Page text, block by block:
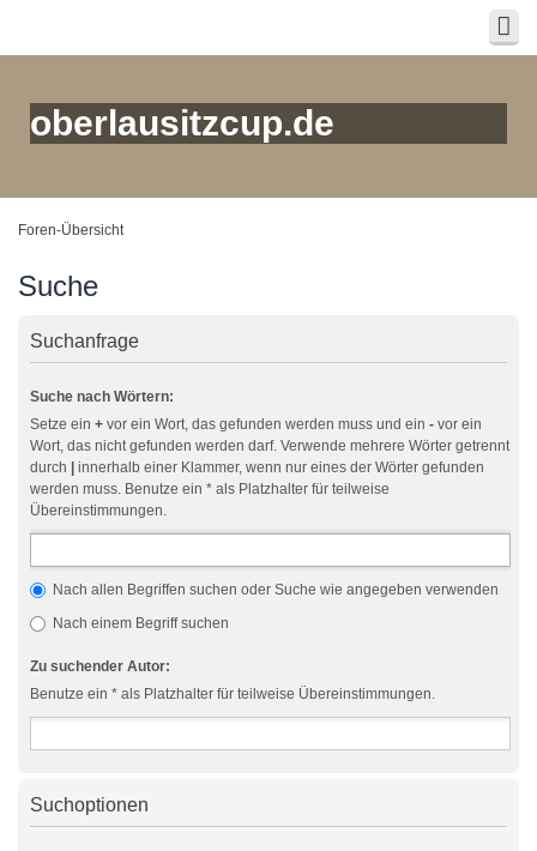
oberlausitzcup.de
Foren-Übersicht
Suche
Suchanfrage
Suche nach Wörtern:
Setze ein + vor ein Wort, das gefunden werden muss und ein - vor ein
Wort, das nicht gefunden werden darf. Verwende mehrere Wörter getrennt
durch
innerhalb einer Klammer, wenn nur eines der Wörter gefunden
werden muss. Benutze ein * als Platzhalter für teilweise
Übereinstimmungen.
Nach allen Begriffen suchen oder Suche wie angegeben verwenden
Nach einem Begriff suchen
Zu suchender Autor:
Benutze ein * als Platzhalter für teilweise Übereinstimmungen.
Suchoptionen